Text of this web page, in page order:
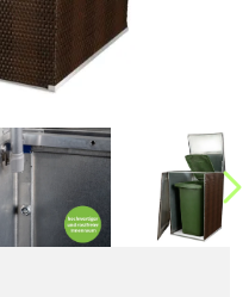
117x82,5x82,5